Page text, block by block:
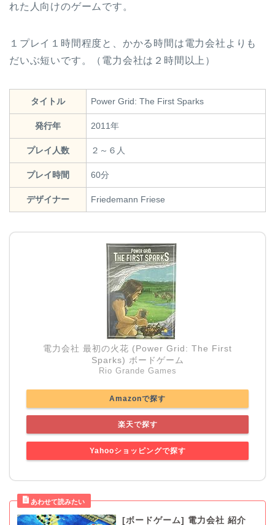
れた人向けのゲームです。
１プレイ１時間程度と、かかる時間は電力会社よりも
だいぶ短いです。（電力会社は２時間以上）
タイトル Power Grid: The First Sparks
発行年 2011年
プレイ人数 ２～６人
プレイ時間 60分
デザイナー Friedemann Friese
電力会社 最初の火花 (Power Grid: The First
Sparks) ボードゲーム
Rio Grande Games
Amazonで探す
楽天で探す
Yahooショッピングで探す
[ボードゲーム] 電力会社 紹介